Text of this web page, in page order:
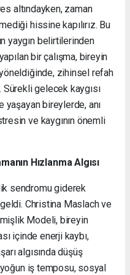
altındayken, zaman
hissine kapılırız. Bu
yaygın belirtilerinden
bir çalışma, bireyin
zihinsel refah
gelecek kaygısı
yaşayan bireylerde, anı
ve kaygının önemli
Hızlanma Algısı
sendromu giderek
Christina Maslach ve
Modeli, bireyin
içinde enerji kaybı,
algısında düşüş
iş temposu, sosyal